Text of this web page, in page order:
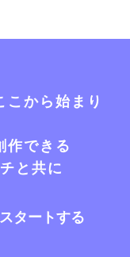
から始まり
作できる
と共に
タートする